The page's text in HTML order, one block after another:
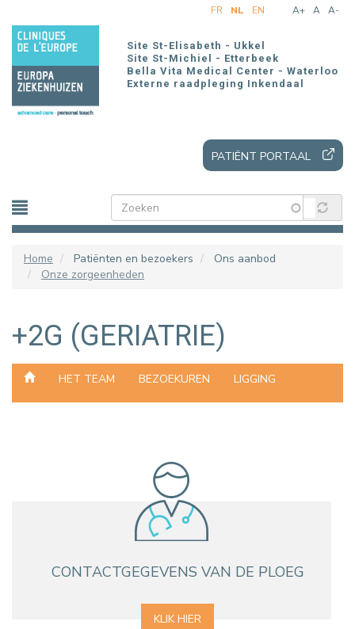
en
naar
inhoud
gaan
A+ A A-
FR NL EN
Site St-Elisabeth - Ukkel
Site St-Michiel - Etterbeek
Bella Vita Medical Center - Waterloo
Externe raadpleging Inkendaal
PATIËNT PORTAAL
Home Patiënten en bezoekers
Ons aanbod
Onze zorgeenheden
+2G (GERIATRIE)
HET TEAM BEZOEKUREN LIGGING
CONTACTGEGEVENS VAN DE PLOEG
KLIK HIER